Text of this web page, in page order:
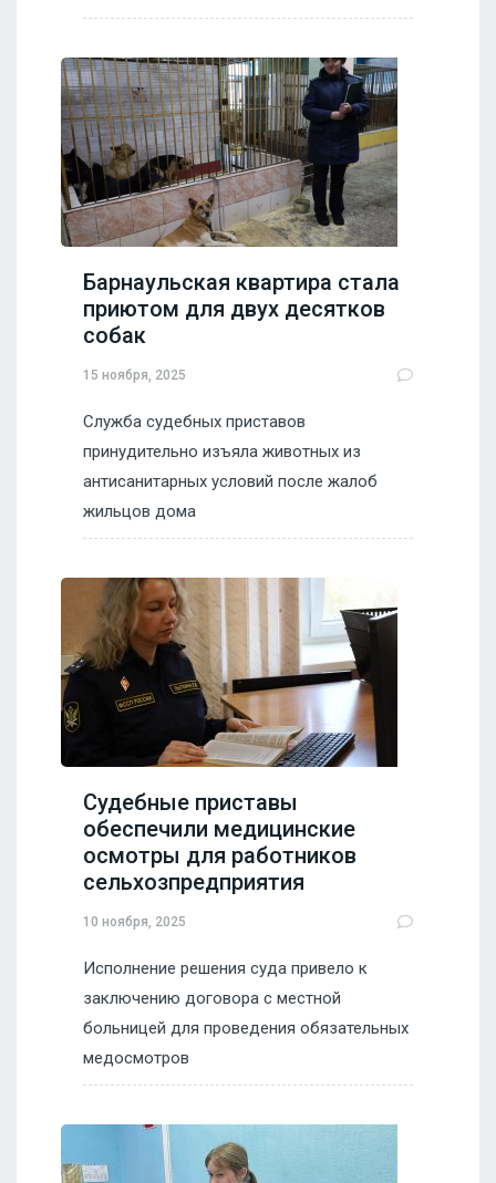
Барнаульская квартира стала
приютом для двух десятков
собак
15 ноября, 2025
Служба судебных приставов
принудительно изъяла животных из
антисанитарных условий после жалоб
жильцов дома
Судебные приставы
обеспечили медицинские
осмотры для работников
сельхозпредприятия
10 ноября, 2025
Исполнение решения суда привело к
заключению договора с местной
больницей для проведения обязательных
медосмотров